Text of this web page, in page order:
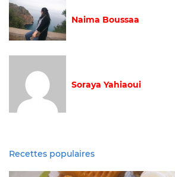
Naima Boussaa
Soraya Yahiaoui
Recettes populaires